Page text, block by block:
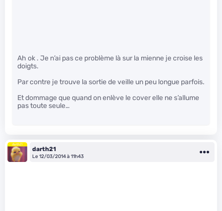
Ah ok . Je n’ai pas ce problème là sur la mienne je croise les
doigts.
Par contre je trouve la sortie de veille un peu longue parfois.
Et dommage que quand on enlève le cover elle ne s’allume
pas toute seule…
darth21
Le 12/03/2014 à 11h43